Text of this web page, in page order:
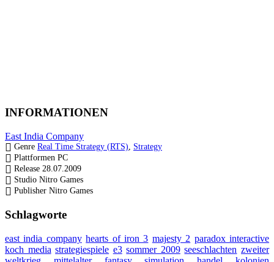
INFORMATIONEN
East India Company
Genre Real Time Strategy (RTS)
Strategy
Plattformen PC
Release 28.07.2009
Studio Nitro Games
Publisher Nitro Games
Schlagworte
east india company hearts of iron 3 majesty 2 paradox interactive
koch media strategiespiele e3 sommer 2009 seeschlachten zweiter